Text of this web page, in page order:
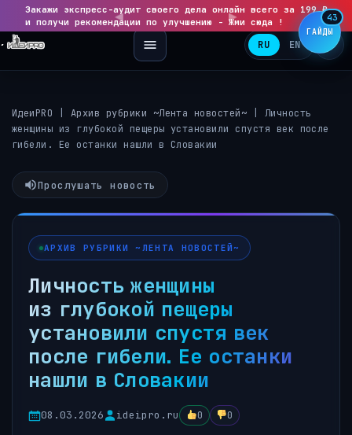
◀Закажи экспресс-аудит своего дела онлайн всего за 199 ₽
и получи рекомендации по улучшению - Жми сюда !
▶
RU EN
ИдеиPRO Архив рубрики ~Лента новостей~
Личность
женщины из глубокой пещеры установили спустя век после
гибели. Ее останки нашли в Словакии
Прослушать новость
АРХИВ РУБРИКИ ~ЛЕНТА НОВОСТЕЙ~
Личность женщины
из глубокой пещеры
установили спустя век
после гибели. Ее останки
нашли в Словакии
08.03.2026 ideipro.ru 0 0
ГАЙДЫ
43